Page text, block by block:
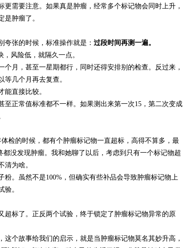
需要注意。如果真是肿瘤，经常多个标记物会同时上升，
肿瘤了。
张的时候，标准操作就是： 过段时间再测一遍。
风险低，就隔久一点。
月，甚至一星期都行，同时还得安排别的检查。反过来，
几个月再去复查。
能直接比较。
正常值标准都不一样。如果测出来第一次15，第二次变成
检的时候，都有个肿瘤标记物一直超标，高得不算多，最
没发现肿瘤。我和她聊了以后，考虑到只有一个标记物超
为啥。
。虽然不是100%，但确实有些补品会导致肿瘤标记物上
验。
标了。正反两个试验，终于锁定了肿瘤标记物异常的原
个故事给我们的启示，就是当肿瘤标记物莫名其妙升高，